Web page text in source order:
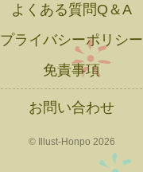
よくある質問Q＆A
プライバシーポリシー
免責事項
お問い合わせ
© Illust-Honpo 2026